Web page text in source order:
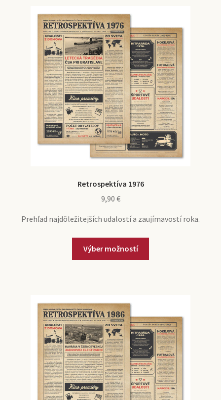
Retrospektíva 1976
9,90 €
Prehľad najdôležitejších udalostí a zaujímavostí roka.
Výber možností